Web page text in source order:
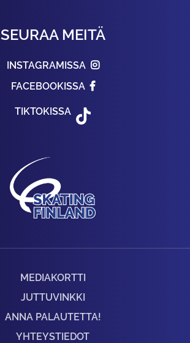
SEURAA MEITÄ
INSTAGRAMISSA
FACEBOOKISSA
TIKTOKISSA
MEDIAKORTTI
JUTTUVINKKI
ANNA PALAUTETTA!
YHTEYSTIEDOT